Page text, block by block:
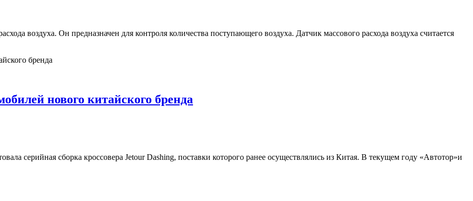
воздуха. Он предназначен для контроля количества поступающего воздуха. Датчик массового расхода воздуха считается
нового китайского бренда
серийная сборка кроссовера Jetour Dashing, поставки которого ранее осуществлялись из Китая. В текущем году «Автотор»и